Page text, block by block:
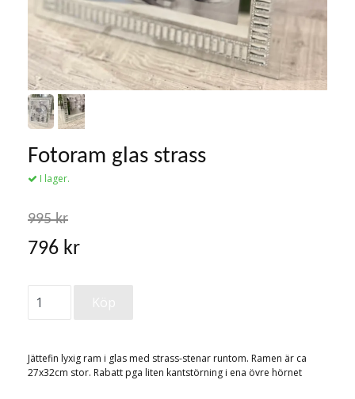
Fotoram glas strass
I lager.
995 kr
796 kr
Jättefin lyxig ram i glas med strass-stenar runtom. Ramen är ca
27x32cm stor. Rabatt pga liten kantstörning i ena övre hörnet